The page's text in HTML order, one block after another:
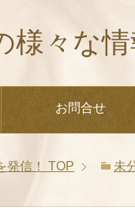
様々な情
お問合せ
信！ TOP 未